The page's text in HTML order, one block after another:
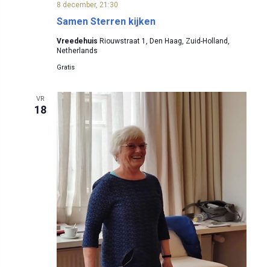
Samen Sterren kijken
8 december, 21:30
Vreedehuis Riouwstraat 1, Den Haag, Zuid-Holland,
Netherlands
Gratis
VR
18